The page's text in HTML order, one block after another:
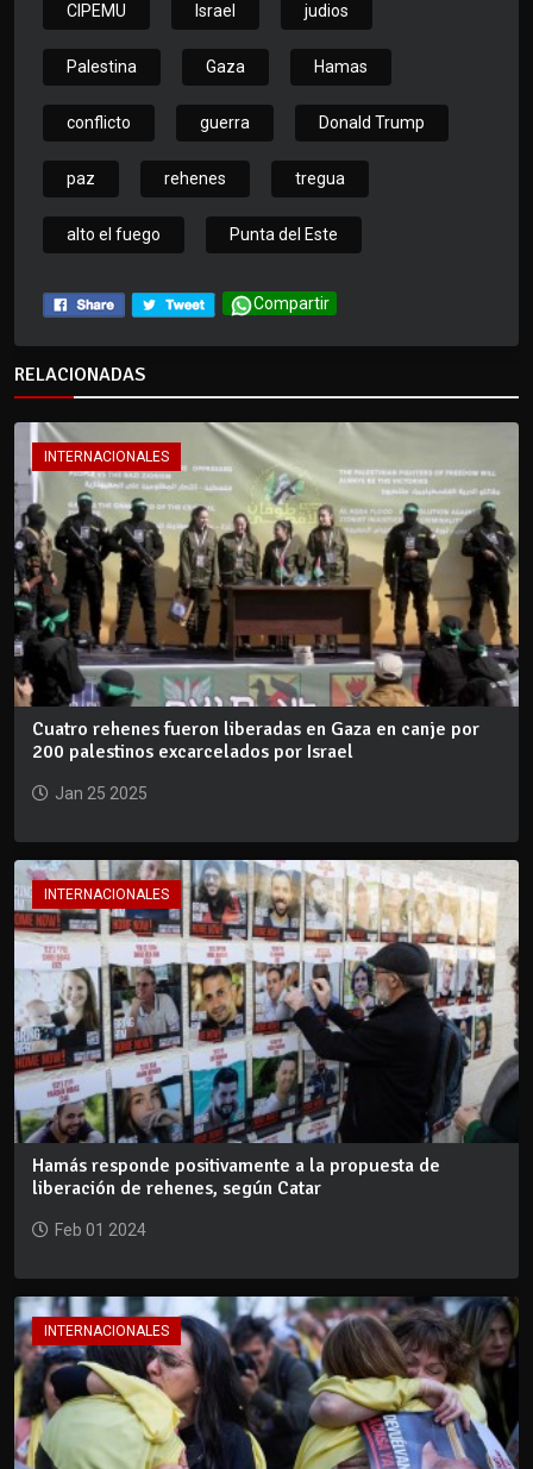
CIPEMU Israel judios
Palestina Gaza Hamas
conflicto guerra Donald Trump
paz rehenes tregua
alto el fuego Punta del Este
Compartir
RELACIONADAS
INTERNACIONALES
Cuatro rehenes fueron liberadas en Gaza en canje por
200 palestinos excarcelados por Israel
Jan 25 2025
INTERNACIONALES
Hamás responde positivamente a la propuesta de
liberación de rehenes, según Catar
Feb 01 2024
INTERNACIONALES